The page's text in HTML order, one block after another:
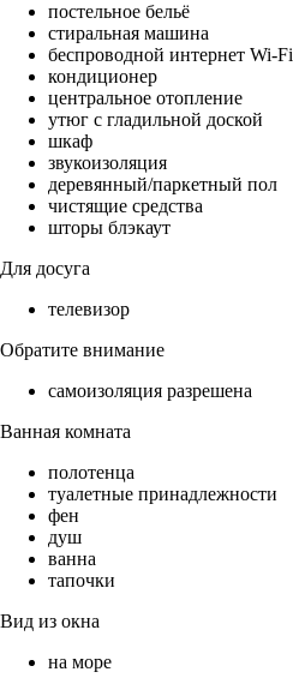
постельное бельё
стиральная машина
беспроводной интернет Wi-Fi
кондиционер
центральное отопление
утюг с гладильной доской
шкаф
звукоизоляция
деревянный/паркетный пол
чистящие средства
шторы блэкаут
Для досуга
телевизор
Обратите внимание
самоизоляция разрешена
Ванная комната
полотенца
туалетные принадлежности
фен
душ
ванна
тапочки
Вид из окна
на море